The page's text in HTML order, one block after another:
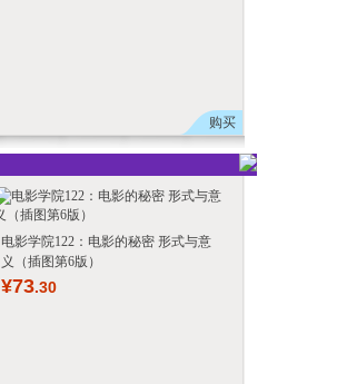
购买
电影学院122：电影的秘密 形式与意
义（插图第6版）
¥73.30